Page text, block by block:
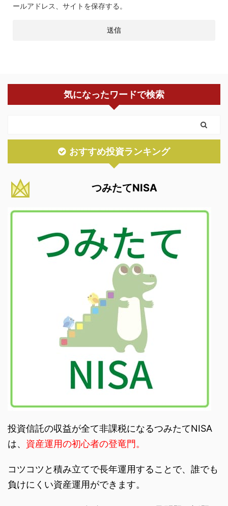
ールアドレス、サイトを保存する。
気になったワードで検索
おすすめ投資ランキング
つみたてNISA
投資信託の収益が全て非課税になるつみたてNISA
は、 資産運用の初心者の登竜門。
コツコツと積み立てで長年運用することで、誰でも
負けにくい資産運用ができます。